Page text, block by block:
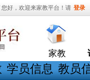
您好，欢迎来家教平台！请 登录
家教
学员信息 教员